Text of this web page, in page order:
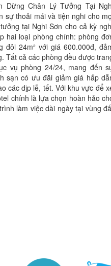
Dừng Chân Lý Tưởng Tại
sự thoải mái và tiện nghi cho
tại Nghi Sơn cho cả kỳ
hai loại phòng chính: phòng
đôi 24m² với giá 600.000đ,
Tất cả các phòng đều được
vụ phòng 24/24, mang đến
sạn có ưu đãi giảm giá hấp
các dịp lễ, tết. Với khu vực để
chính là lựa chọn hoàn hảo
làm việc dài ngày tại vùng